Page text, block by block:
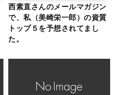
西素直さんのメールマガジン
で、私（美崎栄一郎）の資質
トップ５を予想されてまし
た。